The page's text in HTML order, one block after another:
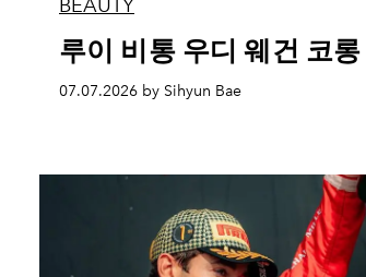
BEAUTY
루이 비통 우디 웨건 코
07.07.2026 by Sihyun Bae